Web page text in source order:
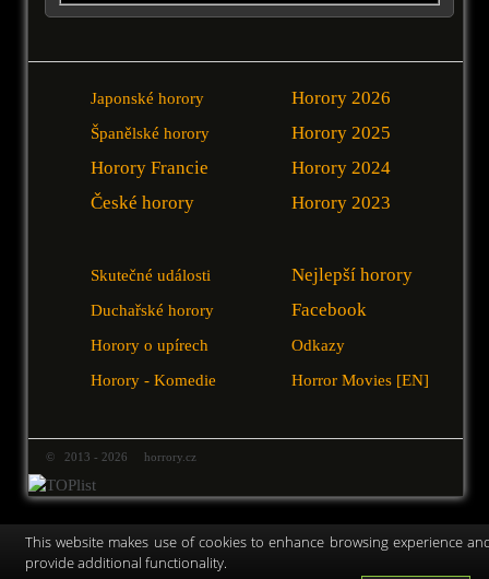
Japonské horory
Španělské horory
Horory Francie
České horory
Horory 2026
Horory 2025
Horory 2024
Horory 2023
Skutečné události
Duchařské horory
Horory o upírech
Horory - Komedie
Nejlepší horory
Facebook
Odkazy
Horror Movies [EN]
© 2013 - 2026 horrory.cz
This website makes use of cookies to enhance browsing experience
provide additional functionality.